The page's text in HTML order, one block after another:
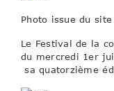
Photo issue du
Le Festival de la
du mercredi 1er
sa quatorzième